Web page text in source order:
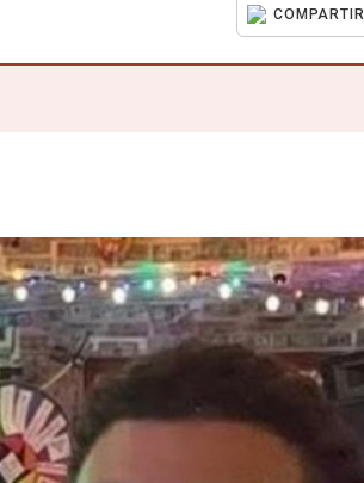
COMPARTIR